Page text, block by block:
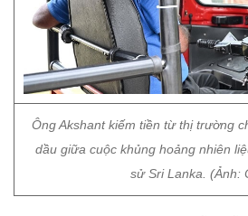
Ông Akshant kiếm tiền từ thị trường
dầu giữa cuộc khủng hoảng nhiên
sử Sri Lanka. (Ảnh: